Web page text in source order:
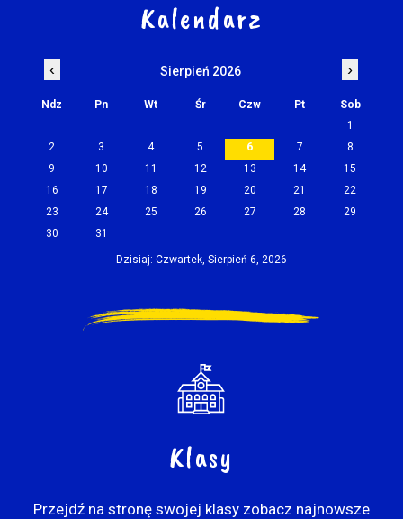
Kalendarz
‹ Sierpień 2026 ›
Ndz Pn Wt Śr Czw Pt
Sob
1
2
3 4 5 6 7
8
9
10 11 12 13 14
15
16
17 18 19 20 21
22
23
24 25 26 27 28
29
30
31
Dzisiaj: Czwartek, Sierpień 6, 2026
Klasy
Przejdź na stronę swojej klasy zobacz najnowsze